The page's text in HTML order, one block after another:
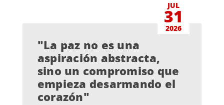
JUL
31
2026
"La paz no es una
aspiración abstracta,
sino un compromiso que
empieza desarmando el
corazón"